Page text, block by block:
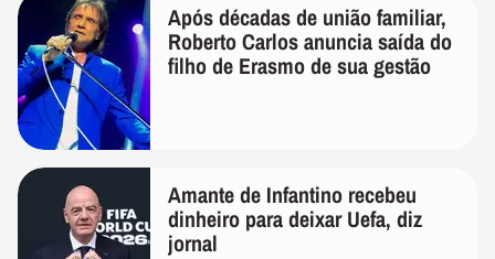
Após décadas de união familiar,
Roberto Carlos anuncia saída do
filho de Erasmo de sua gestão
Amante de Infantino recebeu
dinheiro para deixar Uefa, diz
jornal